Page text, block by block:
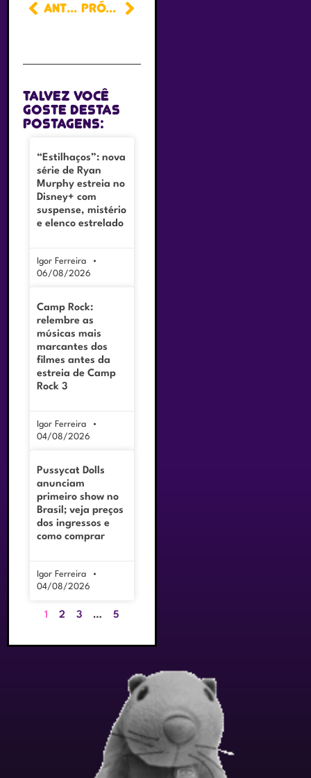
ANTERIOR PRÓXIMO
Talvez você
goste destas
postagens:
“Estilhaços”: nova
série de Ryan
Murphy estreia no
Disney+ com
suspense, mistério
e elenco estrelado
Igor Ferreira
06/08/2026
Camp Rock:
relembre as
músicas mais
marcantes dos
filmes antes da
estreia de Camp
Rock 3
Igor Ferreira
04/08/2026
Pussycat Dolls
anunciam
primeiro show no
Brasil; veja preços
dos ingressos e
como comprar
Igor Ferreira
04/08/2026
1 2 3 … 5